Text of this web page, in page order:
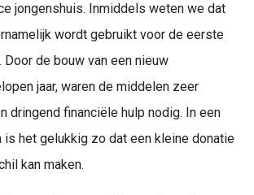
jongenshuis. Inmiddels weten we dat
wordt gebruikt voor de eerste
de bouw van een nieuw
jaar, waren de middelen zeer
dringend financiële hulp nodig. In een
is het gelukkig zo dat een kleine donatie
kan maken.